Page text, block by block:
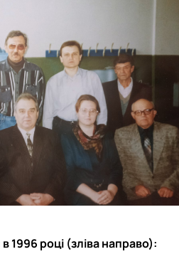
1996 році (зліва направо):